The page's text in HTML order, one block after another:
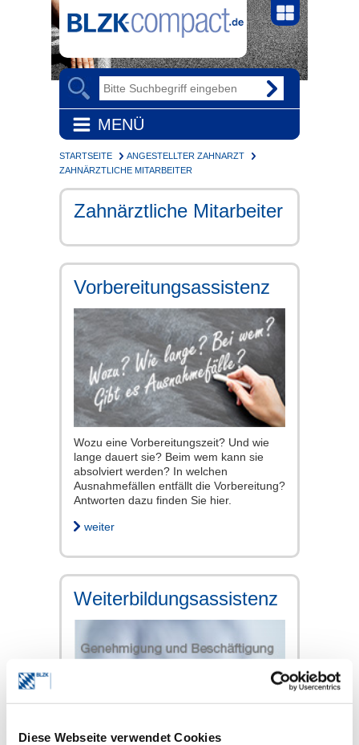
Diese Webseite verwendet Cookies
MENÜ
STARTSEITE
ANGESTELLTER ZAHNARZT
ZAHNÄRZTLICHE MITARBEITER
Zahnärztliche Mitarbeiter
Vorbereitungsassistenz
Wozu eine Vorbereitungszeit? Und wie
lange dauert sie? Beim wem kann sie
absolviert werden? In welchen
Ausnahmefällen entfällt die Vorbereitung?
Antworten dazu finden Sie hier.
weiter
Weiterbildungsassistenz